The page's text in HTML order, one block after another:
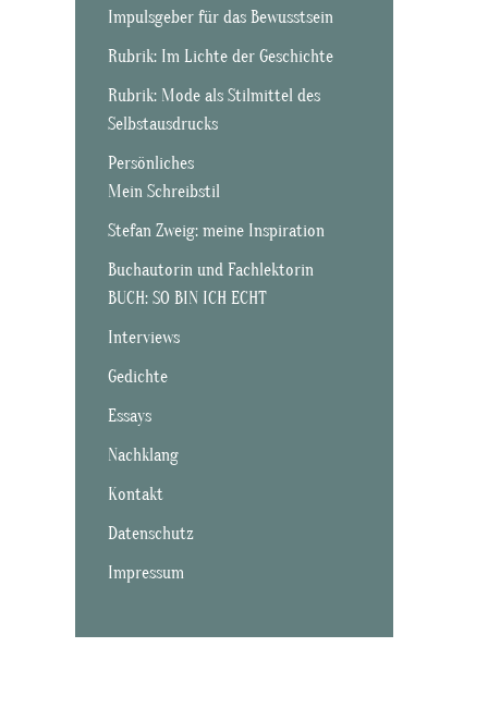
Impulsgeber für das Bewusstsein
Rubrik: Im Lichte der Geschichte
Rubrik: Mode als Stilmittel des
Selbstausdrucks
Persönliches
Mein Schreibstil
Stefan Zweig: meine Inspiration
Buchautorin und Fachlektorin
BUCH: SO BIN ICH ECHT
Interviews
Gedichte
Essays
Nachklang
Kontakt
Datenschutz
Impressum